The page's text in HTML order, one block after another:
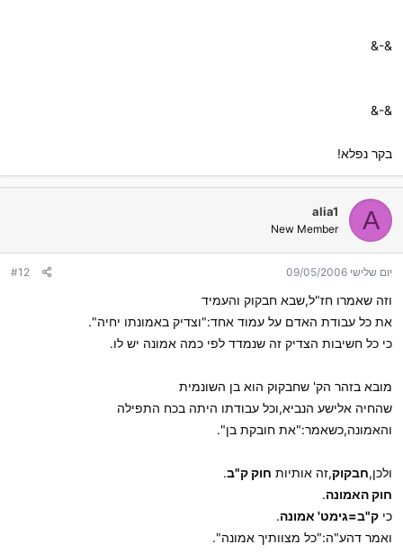
&-&
&-&
בקר נפלא!
A
alia1
New Member
יום שלישי 09/05/2006 #12
וזה שאמרו חז"ל,שבא חבקוק והעמיד
את כל עבודת האדם על עמוד אחד:"וצדיק באמונתו יחיה".
כי כל חשיבות הצדיק זה שנמדד לפי כמה אמונה יש לו.
מובא בזהר הק' שחבקוק הוא בן השונמית
שהחיה אלישע הנביא,וכל עבודתו היתה בכח התפילה
והאמונה,כשאמר:"את חובקת בן".
ולכן,חבקוק,זה אותיות חוק ק"ב.
חוק האמונה.
כי ק"ב=גימט' אמונה.
ואמר דהע"ה:"כל מצוותיך אמונה".